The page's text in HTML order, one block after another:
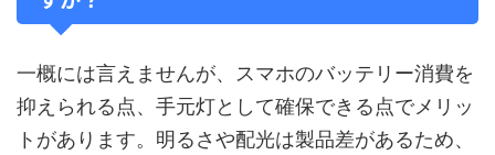
一概には言えませんが、スマホのバッテリー消費を
抑えられる点、手元灯として確保できる点でメリッ
トがあります。明るさや配光は製品差があるため、